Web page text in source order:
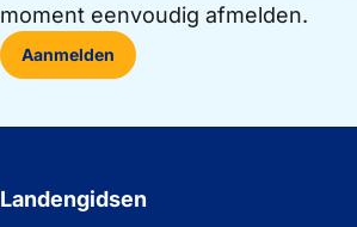
moment eenvoudig afmelden.
Aanmelden
Landengidsen